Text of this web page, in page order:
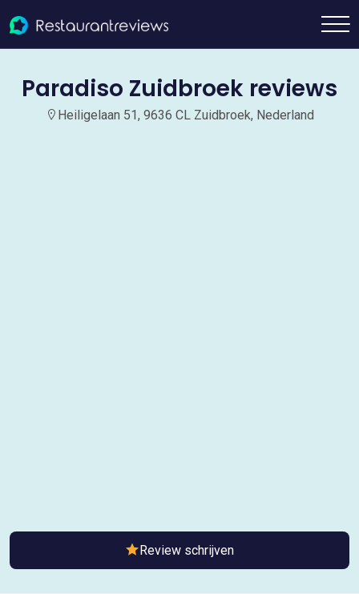
Paradiso Zuidbroek reviews
Heiligelaan 51, 9636 CL Zuidbroek, Nederland
Review schrijven